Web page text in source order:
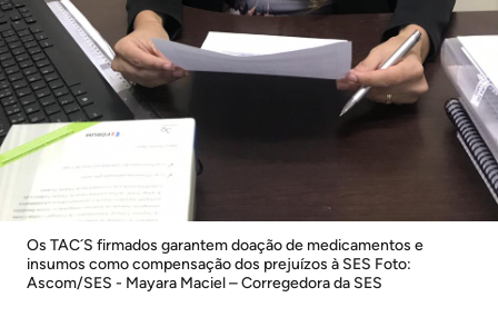
Os TAC´S firmados garantem doação de medicamentos e
insumos como compensação dos prejuízos à SES Foto:
Ascom/SES - Mayara Maciel – Corregedora da SES